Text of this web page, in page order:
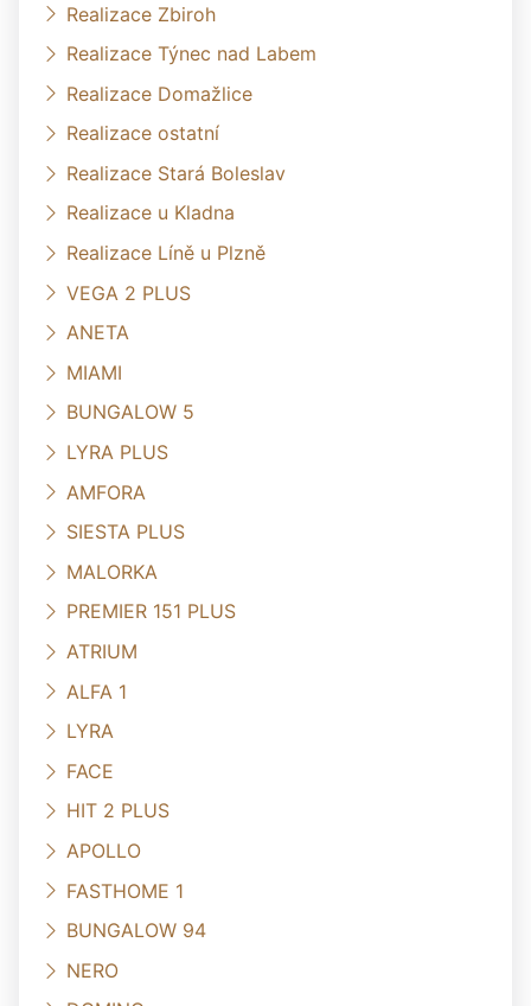
Realizace Zbiroh
Realizace Týnec nad Labem
Realizace Domažlice
Realizace ostatní
Realizace Stará Boleslav
Realizace u Kladna
Realizace Líně u Plzně
VEGA 2 PLUS
ANETA
MIAMI
BUNGALOW 5
LYRA PLUS
AMFORA
SIESTA PLUS
MALORKA
PREMIER 151 PLUS
ATRIUM
ALFA 1
LYRA
FACE
HIT 2 PLUS
APOLLO
FASTHOME 1
BUNGALOW 94
NERO